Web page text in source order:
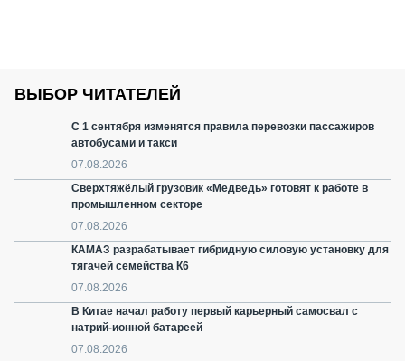
ВЫБОР ЧИТАТЕЛЕЙ
С 1 сентября изменятся правила перевозки пассажиров
автобусами и такси
07.08.2026
Сверхтяжёлый грузовик «Медведь» готовят к работе в
промышленном секторе
07.08.2026
КАМАЗ разрабатывает гибридную силовую установку для
тягачей семейства К6
07.08.2026
В Китае начал работу первый карьерный самосвал с
натрий-ионной батареей
07.08.2026